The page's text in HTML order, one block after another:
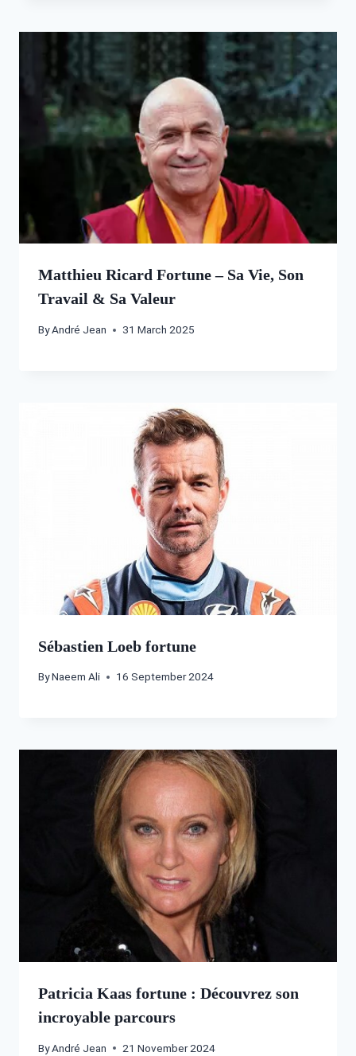
Matthieu Ricard Fortune – Sa Vie, Son
Travail & Sa Valeur
ByAndré Jean 31 March 2025
Sébastien Loeb fortune
ByNaeem Ali 16 September 2024
Patricia Kaas fortune : Découvrez son
incroyable parcours
ByAndré Jean 21 November 2024